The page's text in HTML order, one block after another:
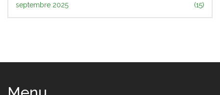
septembre 2025 (15)